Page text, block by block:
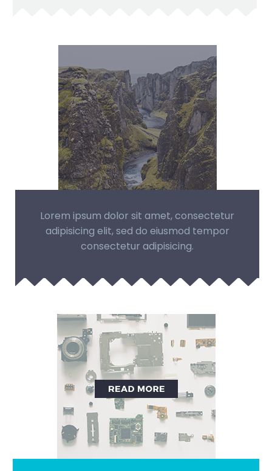
Lorem ipsum dolor sit amet, consectetur
adipisicing elit, sed do eiusmod tempor
consectetur adipisicing.